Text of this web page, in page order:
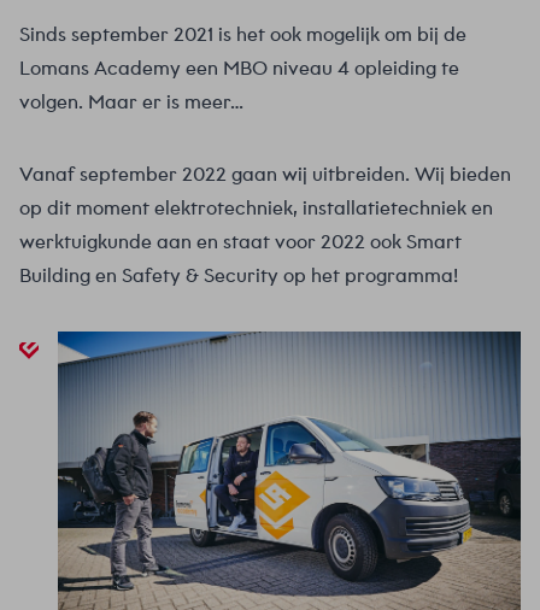
Sinds september 2021 is het ook mogelijk om bij de
Lomans Academy een MBO niveau 4 opleiding te
volgen. Maar er is meer…
Vanaf september 2022 gaan wij uitbreiden. Wij bieden
op dit moment elektrotechniek, installatietechniek en
werktuigkunde aan en staat voor 2022 ook Smart
Building en Safety & Security op het programma!